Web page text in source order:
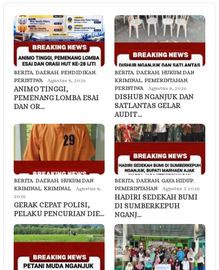
BERITA, DAERAH, PENDIDIKAN,
PERISTIWA
Agustus 8, 2026
ANIMO TINGGI,
PEMENANG LOMBA ESAI
DAN OR…
BERITA, DAERAH, HUKUM DAN
KRIMINAL, PEMERINTAHAN,
PERISTIWA
Agustus 8, 2026
DISHUB NGANJUK DAN
SATLANTAS GELAR
AUDIT…
BERITA, DAERAH, HUKUM DAN
KRIMINAL, KRIMINAL
Agustus 8,
2026
GERAK CEPAT POLISI,
PELAKU PENCURIAN DIE…
BERITA, DAERAH, GAYA HIDUP,
PEMERINTAHAN
Agustus 7, 2026
HADIRI SEDEKAH BUMI
DI SUMBERKEPUH
NGANJ…